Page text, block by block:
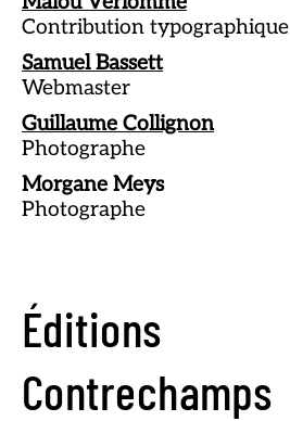
Contribution typographique
Samuel Bassett
Webmaster
Guillaume Collignon
Photographe
Morgane Meys
Photographe
Éditions
Contrechamps